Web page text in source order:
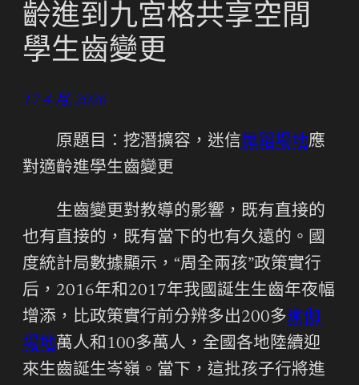
齡進到九宮格共享空間
學生齒變更
17 4 月, 2026
原題目：挖潛擴容，迷信舞蹈場地應
對適齡進學生齒變更
生齒變更對教導的影響，既有直接的
也有直接的，既有當下的也有久遠的。國
度統計局數據顯示，“周全兩孩”政策實行
后，2016年和2017年我國誕生生齒年夜幅
增添，比政策實行前分辨多出200多瑜伽
場地萬人和100多萬人，全國各地陸續迎
來生齒誕生岑嶺。當下，這批孩子行將進